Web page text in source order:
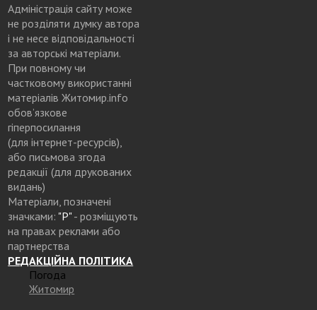
Адміністрація сайту може
не розділяти думку автора
і не несе відповідальності
за авторські матеріали.
При повному чи
частковому використанні
матеріалів Житомир.info
обов’язкове
гіперпосилання
(для інтернет-ресурсів),
або письмова згода
редакції (для друкованих
видань)
Матеріали, позначені
значками: "Р"- розміщують
на правах реклами або
партнерства
РЕДАКЦІЙНА ПОЛІТИКА
Погода
Житомир